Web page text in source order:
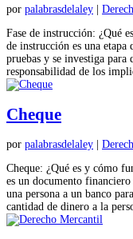
por palabrasdelaley |
Fase de instrucción: ¿Qué
de instrucción es una
pruebas y se investiga
responsabilidad de los
Cheque
por palabrasdelaley
Cheque: ¿Qué es y cómo
es un documento
una persona a un banco
cantidad de dinero a la